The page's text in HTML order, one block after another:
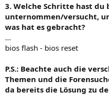
3. Welche Schritte hast du
unternommen/versucht,
was hat es gebracht?
...
bios flash - bios reset
P.S.: Beachte auch die
Themen und die
da bereits die Lösung zu